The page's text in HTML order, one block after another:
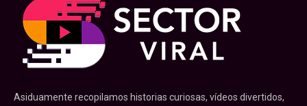
Asiduamente recopilamos historias curiosas, vídeos divertidos,